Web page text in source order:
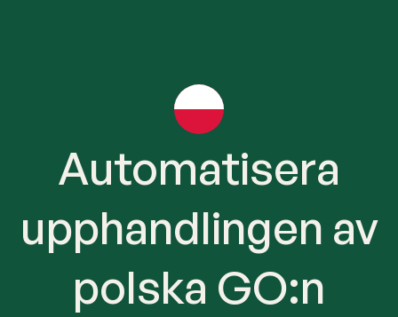
Automatisera
upphandlingen av
polska GO:n